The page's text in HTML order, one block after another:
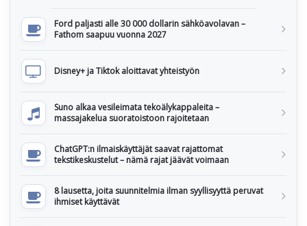
Ford paljasti alle 30 000 dollarin sähköavolavan –
Fathom saapuu vuonna 2027
Disney+ ja Tiktok aloittavat yhteistyön
Suno alkaa vesileimata tekoälykappaleita –
massajakelua suoratoistoon rajoitetaan
ChatGPT:n ilmaiskäyttäjät saavat rajattomat
tekstikeskustelut – nämä rajat jäävät voimaan
8 lausetta, joita suunnitelmia ilman syyllisyyttä peruvat
ihmiset käyttävät